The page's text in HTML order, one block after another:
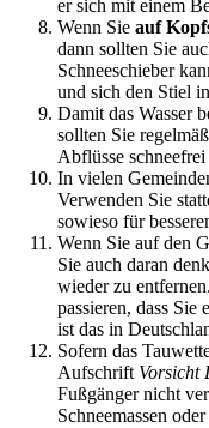
er sich mit einem
Wenn Sie auf
dann sollten Sie
Schneeschieber
und sich den Stiel
Damit das Wasser
sollten Sie
Abflüsse
In vielen
Verwenden Sie
sowieso für
Wenn Sie auf den
Sie auch daran
wieder zu
passieren, dass Sie
ist das in
Sofern das
Aufschrift Vorsicht
Fußgänger nicht
Schneemassen